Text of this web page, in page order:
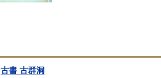
古書 古群洞